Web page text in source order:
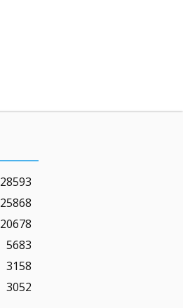
28593
25868
20678
5683
3158
3052